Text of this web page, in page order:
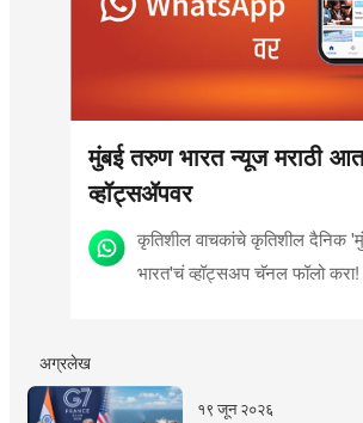
मुंबई तरुण भारत न्यूज मराठी
व्हॉट्सॲपवर
कृतिशील वाचकांचे कृतिशील दैनिक
भारत'चं व्हॉट्सअप चॅनल फॉलो करा!
अग्रलेख
१९ जून २०२६